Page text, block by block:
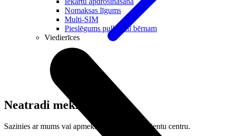
Nomaksas līgums
Multi-SIM
Pieslēgums pulkstenī bērnam
Viedierīces
Neatradi meklēto?
Sazinies ar mums vai apmeklē tuvāko LMT klientu centru.